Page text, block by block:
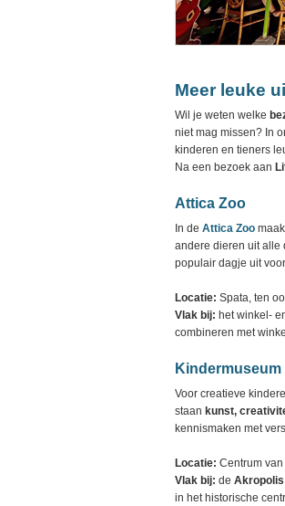
Meer leuke
Wil je weten welke
niet mag missen? In
kinderen en tieners
Na een bezoek aan
Attica Zoo
In de Attica Zoo
andere dieren uit alle
populair dagje uit
Locatie: Spata, ten
Vlak bij: het winkel-
combineren met
Kindermuseum
Voor creatieve
staan kunst,
kennismaken met
Locatie: Centrum
Vlak bij: de
in het historische